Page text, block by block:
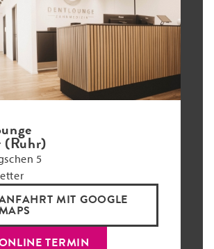
(Ruhr)
5
MIT GOOGLE
TERMIN